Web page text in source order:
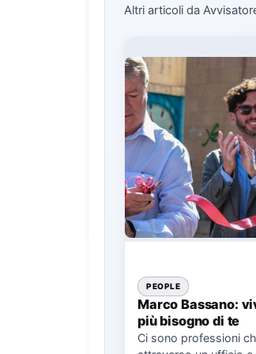
Altri articoli da
PEOPLE
Marco Bassano:
più bisogno di te
Ci sono professioni